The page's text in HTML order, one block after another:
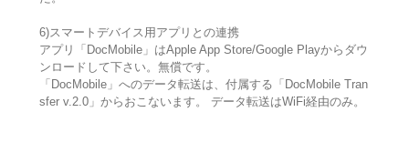
6)スマートデバイス用アプリとの連携
アプリ「DocMobile」はApple App Store/Google Playからダウ
ンロードして下さい。無償です。
「DocMobile」へのデータ転送は、付属する「DocMobile Tran
sfer v.2.0」からおこないます。 データ転送はWiFi経由のみ。